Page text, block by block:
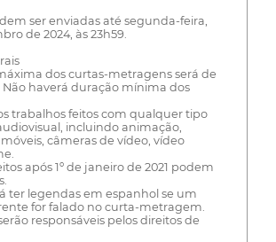
ser enviadas até segunda-feira,
de 2024, às 23h59.
dos curtas-metragens será de
Não haverá duração mínima dos
trabalhos feitos com qualquer tipo
incluindo animação,
câmeras de vídeo, vídeo
após 1º de janeiro de 2021 podem
ter legendas em espanhol se um
for falado no curta-metragem.
responsáveis pelos direitos de